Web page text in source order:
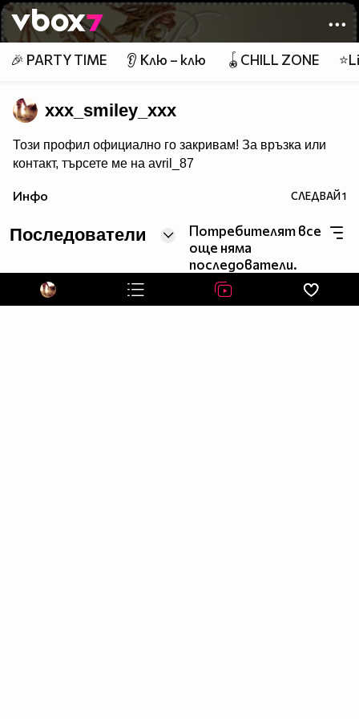
Member of
👾
🎉 PARTY TIME 👂 Клю – клю 🪀CHILL ZONE
xxx_smiley_xxx
Този профил официално го закривам! За връзка или
контакт, търсете ме на avril_87
Инфо СЛЕДВАЙ1
Последователи
Потребителят все
още няма
последователи.